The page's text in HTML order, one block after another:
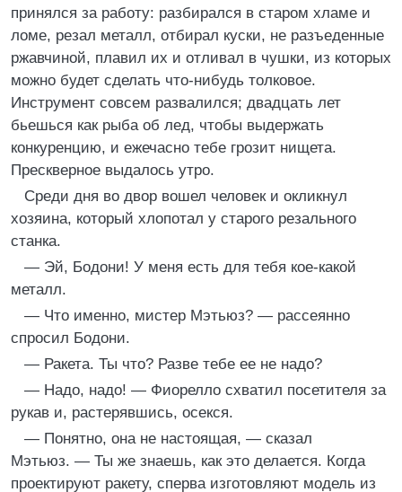
принялся за работу: разбирался в старом хламе и
ломе, резал металл, отбирал куски, не разъеденные
ржавчиной, плавил их и отливал в чушки, из которых
можно будет сделать что-нибудь толковое.
Инструмент совсем развалился; двадцать лет
бьешься как рыба об лед, чтобы выдержать
конкуренцию, и ежечасно тебе грозит нищета.
Прескверное выдалось утро.
Среди дня во двор вошел человек и окликнул
хозяина, который хлопотал у старого резального
станка.
— Эй, Бодони! У меня есть для тебя кое-какой
металл.
— Что именно, мистер Мэтьюз? — рассеянно
спросил Бодони.
— Ракета. Ты что? Разве тебе ее не надо?
— Надо, надо! — Фиорелло схватил посетителя за
рукав и, растерявшись, осекся.
— Понятно, она не настоящая, — сказал
Мэтьюз. — Ты же знаешь, как это делается. Когда
проектируют ракету, сперва изготовляют модель из